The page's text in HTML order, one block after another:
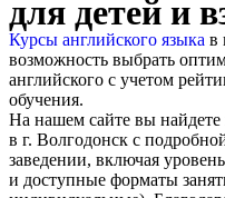
для детей и
Курсы английского языка в
возможность выбрать
английского с учетом
обучения.
На нашем сайте вы найдете
в г. Волгодонск с
заведении, включая
и доступные форматы